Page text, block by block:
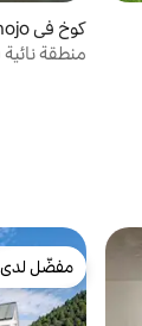
كوخ في Miyakonojo
منطقة
مفضّل
مفضّل